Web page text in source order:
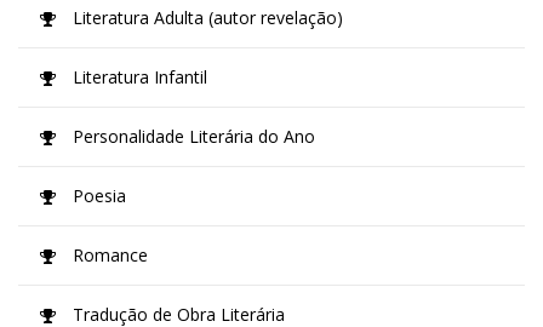
Literatura Adulta (autor revelação)
Literatura Infantil
Personalidade Literária do Ano
Poesia
Romance
Tradução de Obra Literária